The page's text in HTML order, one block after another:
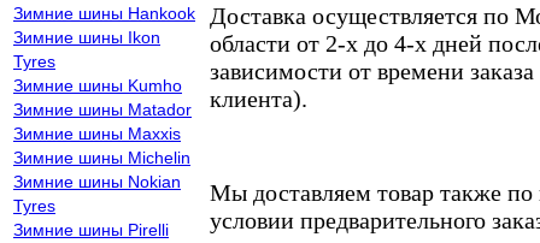
Зимние шины Hankook
Зимние шины Ikon
Tyres
Зимние шины Kumho
Зимние шины Matador
Зимние шины Maxxis
Зимние шины Michelin
Зимние шины Nokian
Tyres
Зимние шины Pirelli
Доставка осуществляется по
области от 2-х до 4-х дней
зависимости от времени
клиента).
Мы доставляем товар также
условии предварительного